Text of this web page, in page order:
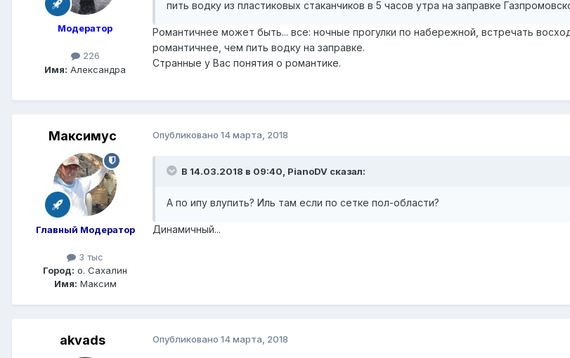
Модератор
226
Имя: Александра
пить водку из пластиковых стаканчиков в 5 часов утра на заправке
Романтичнее может быть... все: ночные прогулки по набережной, встречать
романтичнее, чем пить водку на заправке.
Странные у Вас понятия о романтике.
Максимус
Главный Модератор
3 тыс
Город: о. Сахалин
Имя: Максим
Опубликовано 14 марта, 2018
В 14.03.2018 в 09:40, PianoDV сказал:
А по ипу влупить? Иль там если по сетке пол-области?
Динамичный...
akvads Опубликовано 14 марта, 2018